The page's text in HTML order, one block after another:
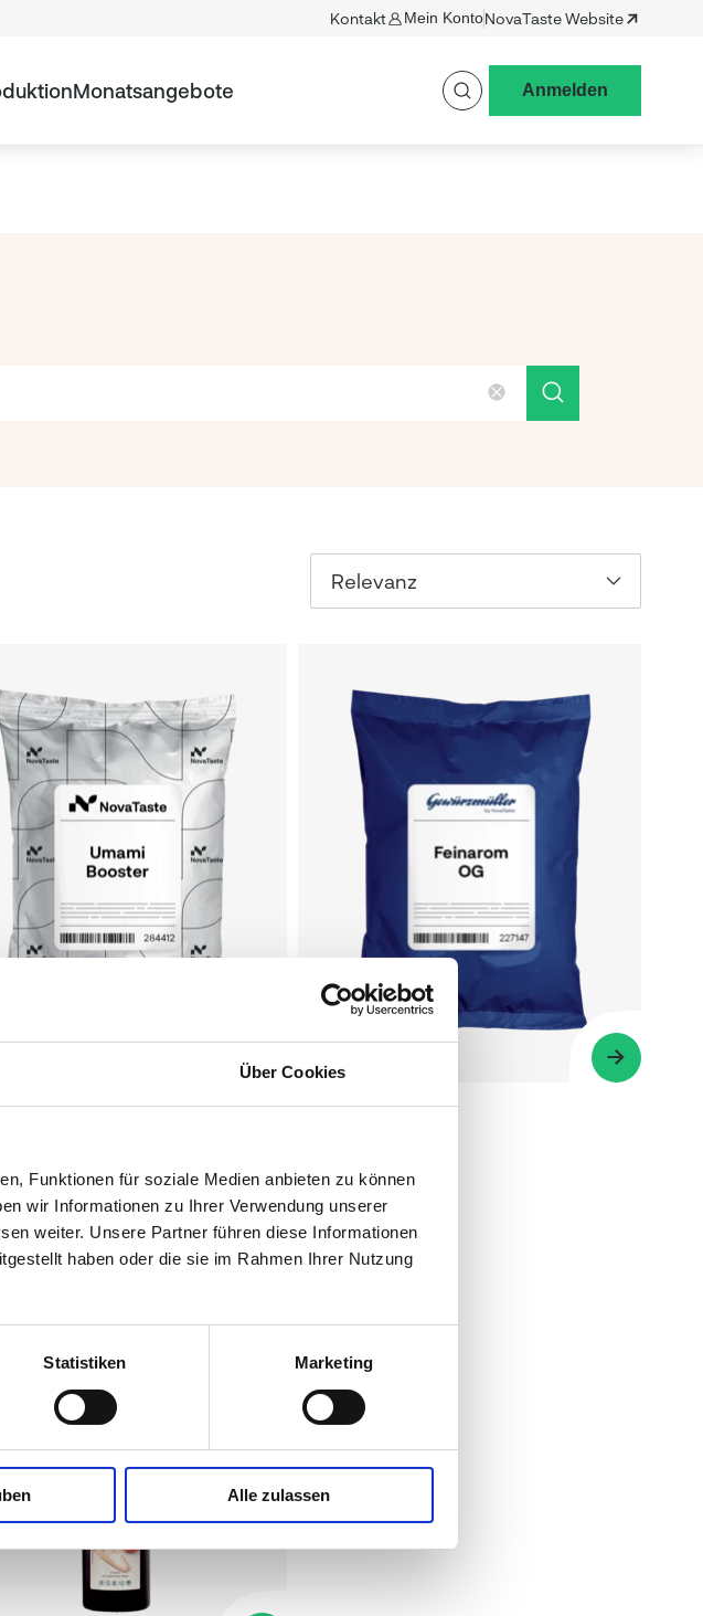
Über Cookies
Funktionen für soziale Medien anbieten zu können
wir Informationen zu Ihrer Verwendung unserer
weiter. Unsere Partner führen diese Informationen
haben oder die sie im Rahmen Ihrer Nutzung
Statistiken Marketing
Alle zulassen
Kontakt Mein KontoNovaTaste Website
Monatsangebote Anmelden
Relevanz
Gewürzmüller
1 kg